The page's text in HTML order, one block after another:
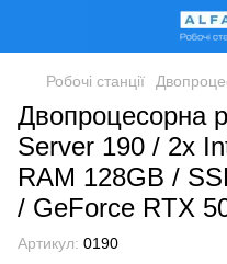
Робочі станції
Двопроцесорна
Server 190 / 2x
RAM 128GB /
/ GeForce RTX
Артикул: 0190